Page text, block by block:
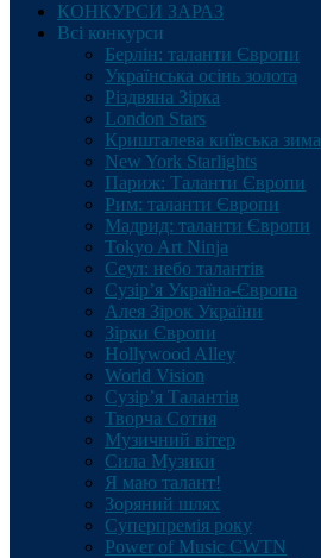
КОНКУРСИ ЗАРАЗ
Всі конкурси
Берлін: таланти Європи
Українська осінь золота
Різдвяна Зірка
London Stars
Кришталева київська зима
New York Starlights
Париж: Таланти Європи
Рим: таланти Європи
Мадрид: таланти Європи
Tokyo Art Ninja
Сеул: небо талантів
Сузір’я Україна-Європа
Алея Зірок України
Зірки Європи
Hollywood Alley
World Vision
Сузір’я Талантів
Творча Сотня
Музичний вітер
Сила Музики
Я маю талант!
Зоряний шлях
Суперпремія року
Power of Music CWTN